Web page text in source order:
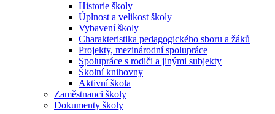
Historie školy
Úplnost a velikost školy
Vybavení školy
Charakteristika pedagogického sboru a žáků
Projekty, mezinárodní spolupráce
Spolupráce s rodiči a jinými subjekty
Školní knihovny
Aktivní škola
Zaměstnanci školy
Dokumenty školy